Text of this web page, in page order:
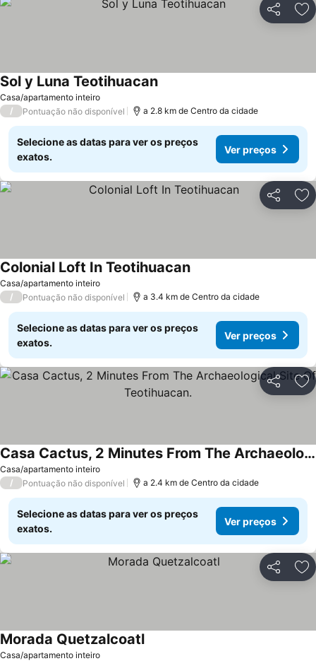
Partilhar
Casa/apartamento inteiro
Sol y Luna TeotihuacanVer preços
/ Pontuação não disponível a 2.8 km de Centro da cidade
Selecione as datas para ver os preços
exatos.
Ver preços
Partilhar
Casa/apartamento inteiro
Colonial Loft In TeotihuacanVer preços
/ Pontuação não disponível a 3.4 km de Centro da cidade
Selecione as datas para ver os preços
exatos.
Ver preços
Partilhar
Casa/apartamento inteiro
Casa Cactus, 2 Minutes From The Archaeological Site Of Teotihuacan.
Ver preços
/ Pontuação não disponível a 2.4 km de Centro da cidade
Selecione as datas para ver os preços
exatos.
Ver preços
Partilhar
Casa/apartamento inteiro
Morada QuetzalcoatlVer preços